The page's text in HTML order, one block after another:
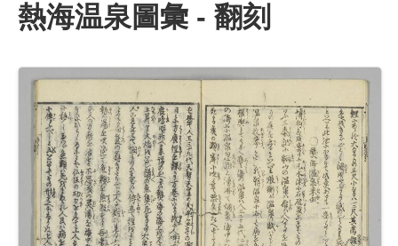
熱海温泉圖彙 - 翻刻